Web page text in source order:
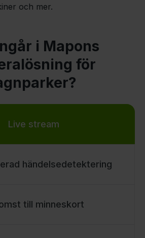
och mer.
i Mapons
för
Live stream
händelsedetektering
till minneskort